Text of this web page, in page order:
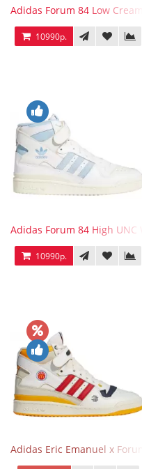
Adidas Forum 84 Low
10990р.
Adidas Forum 84 High UNC
10990р.
Adidas Eric Emanuel x